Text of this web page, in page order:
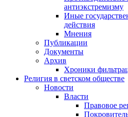
антиэкстремизму
Иные
действия
Мнения
Публикации
Документы
Архив
Хроники
Религия в светском обществе
Новости
Власти
Правовое